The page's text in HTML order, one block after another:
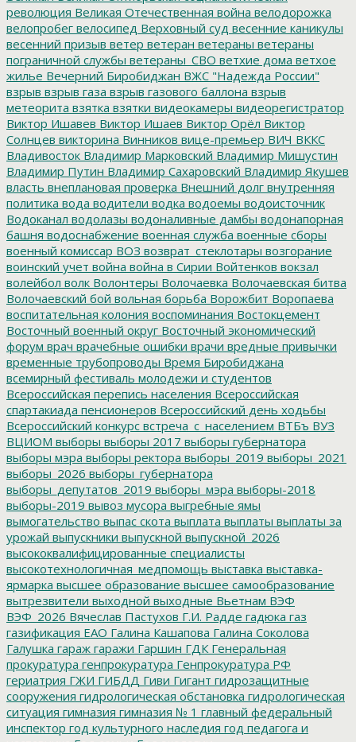
революция Великая Отечественная война велодорожка
велопробег велосипед Верховный суд весенние каникулы
весенний призыв ветер ветеран ветераны ветераны
пограничной службы ветераны_СВО ветхие дома ветхое
жилье Вечерний Биробиджан ВЖС "Надежда России"
взрыв взрыв газа взрыв газового баллона взрыв
метеорита взятка взятки видеокамеры видеорегистратор
Виктор Ишавев Виктор Ишаев Виктор Орёл Виктор
Солнцев викторина Винников вице-премьер ВИЧ ВККС
Владивосток Владимир Марковский Владимир Мишустин
Владимир Путин Владимир Сахаровский Владимир Якушев
власть внеплановая проверка Внешний долг внутренняя
политика вода водители водка водоемы водоисточник
Водоканал водолазы водоналивные дамбы водонапорная
башня водоснабжение военная служба военные сборы
военный комиссар ВОЗ возврат_стеклотары возгорание
воинский учет война война в Сирии Войтенков вокзал
волейбол волк Волонтеры Волочаевка Волочаевская битва
Волочаевский бой вольная борьба Ворожбит Воропаева
воспитательная колония воспоминания Востокцемент
Восточный военный округ Восточный экономический
форум врач врачебные ошибки врачи вредные привычки
временные трубопроводы Время Биробиджана
всемирный фестиваль молодежи и студентов
Всероссийская перепись населения Всероссийская
спартакиада пенсионеров Всероссийский день ходьбы
Всероссийский конкурс встреча_с_населением ВТБъ ВУЗ
ВЦИОМ выборы выборы 2017 выборы губернатора
выборы мэра выборы ректора выборы_2019 выборы_2021
выборы_2026 выборы_губернатора
выборы_депутатов_2019 выборы_мэра выборы-2018
выборы-2019 вывоз мусора выгребные ямы
вымогательство выпас скота выплата выплаты выплаты за
урожай выпускники выпускной выпускной_2026
высококвалифицированные специалисты
высокотехнологичная_медпомощь выставка выставка-
ярмарка высшее образование высшее самообразование
вытрезвители выходной выходные Вьетнам ВЭФ
ВЭФ_2026 Вячеслав Пастухов Г.И. Радде гадюка газ
газификация ЕАО Галина Кашапова Галина Соколова
Галушка гараж гаражи Гаршин ГДК Генеральная
прокуратура генпрокуратура Генпрокуратура РФ
гериатрия ГЖИ ГИБДД Гиви Гигант гидрозащитные
сооружения гидрологическая обстановка гидрологическая
ситуация гимназия гимназия № 1 главный федеральный
инспектор год культурного наследия год педагога и